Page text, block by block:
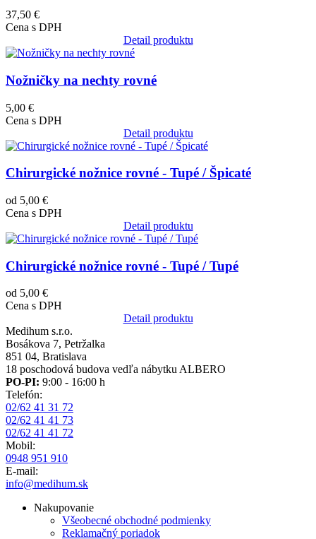
37,50 €
Cena s DPH
Detail produktu
Obrázok
Nožničky na nechty rovné
5,00 €
Cena s DPH
Detail produktu
Obrázok
Chirurgické nožnice rovné - Tupé / Špicaté
od 5,00 €
Cena s DPH
Detail produktu
Obrázok
Chirurgické nožnice rovné - Tupé / Tupé
od 5,00 €
Cena s DPH
Detail produktu
Medihum s.r.o.
Bosákova 7, Petržalka
851 04, Bratislava
18 poschodová budova vedľa nábytku ALBERO
PO-PI: 9:00 - 16:00 h
Telefón:
02/62 41 31 72
02/62 41 41 73
02/62 41 41 72
Mobil:
0948 951 910
E-mail:
info@medihum.sk
Nakupovanie
Všeobecné obchodné podmienky
Reklamačný poriadok